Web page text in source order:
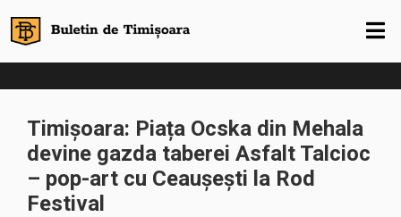
Timișoara: Piața Ocska din Mehala
devine gazda taberei Asfalt Talcioc
– pop-art cu Ceaușești la Rod
Festival